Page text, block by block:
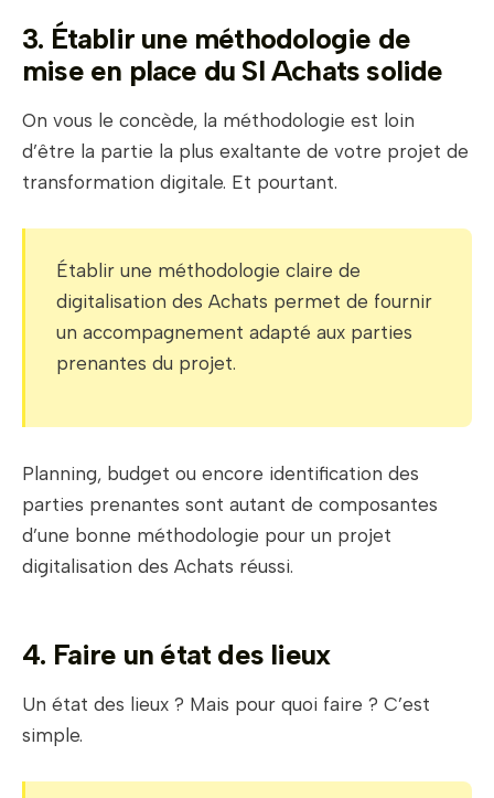
3. Établir une méthodologie de
mise en place du SI Achats solide
On vous le concède, la méthodologie est loin
d’être la partie la plus exaltante de votre projet de
transformation digitale. Et pourtant.
Établir une méthodologie claire de
digitalisation des Achats permet de fournir
un accompagnement adapté aux parties
prenantes du projet.
Planning, budget ou encore identification des
parties prenantes sont autant de composantes
d’une bonne méthodologie pour un projet
digitalisation des Achats réussi.
4. Faire un état des lieux
Un état des lieux ? Mais pour quoi faire ? C’est
simple.